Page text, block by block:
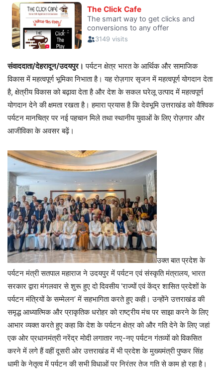
संवाददाता/देहरादून/उदयपुर। पर्यटन क्षेत्र भारत के आर्थिक और सामाजिक
विकास में महत्वपूर्ण भूमिका निभाता है। यह रोज़गार सृजन में महत्वपूर्ण योगदान देता
है, क्षेत्रीय विकास को बढ़ावा देता है और देश के सकल घरेलू उत्पाद में महत्वपूर्ण
योगदान देने की क्षमता रखता है। हमारा प्रयास है कि देवभूमि उत्तराखंड को वैश्विक
पर्यटन मानचित्र पर नई पहचान मिले तथा स्थानीय युवाओं के लिए रोज़गार और
आजीविका के अवसर बढ़ें।
उक्त बात प्रदेश के
पर्यटन मंत्री सतपाल महाराज ने उदयपुर में पर्यटन एवं संस्कृति मंत्रालय, भारत
सरकार द्वारा मंगलवार से शुरू हुए दो दिवसीय ‘राज्यों एवं केंद्र शासित प्रदेशों के
पर्यटन मंत्रियों के सम्मेलन’ में सहभागिता करते हुए कही। उन्होंने उत्तराखंड की
समृद्ध आध्यात्मिक और प्राकृतिक धरोहर को राष्ट्रीय मंच पर साझा करने के लिए
आभार व्यक्त करते हुए कहा कि देश के पर्यटन क्षेत्र को और गति देने के लिए जहां
एक ओर प्रधानमंत्री नरेंद्र मोदी लगातार नए-नए पर्यटन गंतव्यों को विकसित
करने में लगे हैं वहीं दूसरी ओर उत्तराखंड में भी प्रदेश के मुख्यमंत्री पुष्कर सिंह
धामी के नेतृत्व में पर्यटन की सभी विधाओं पर निरंतर तेज गति से काम हो रहा है।